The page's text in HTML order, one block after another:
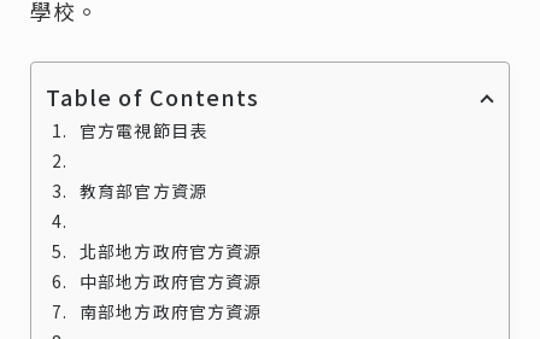
學校。
Table of Contents
官方電視節目表
教育部官方資源
北部地方政府官方資源
中部地方政府官方資源
南部地方政府官方資源